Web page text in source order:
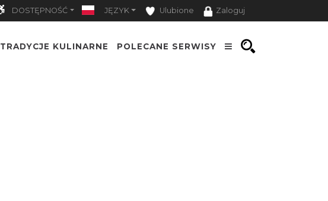
DOSTĘPNOŚĆ JĘZYK Ulubione Zaloguj
TRADYCJE KULINARNE POLECANE SERWISY